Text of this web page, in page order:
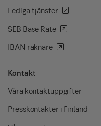
Lediga tjänster
SEB Base Rate
IBAN räknare
Kontakt
Våra kontaktuppgifter
Presskontakter i Finland